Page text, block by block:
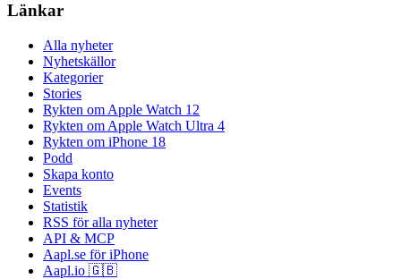
Länkar
Alla nyheter
Nyhetskällor
Kategorier
Stories
Rykten om Apple Watch 12
Rykten om Apple Watch Ultra 4
Rykten om iPhone 18
Podd
Skapa konto
Events
Statistik
RSS för alla nyheter
API & MCP
Aapl.se för iPhone
Aapl.io 🇬🇧